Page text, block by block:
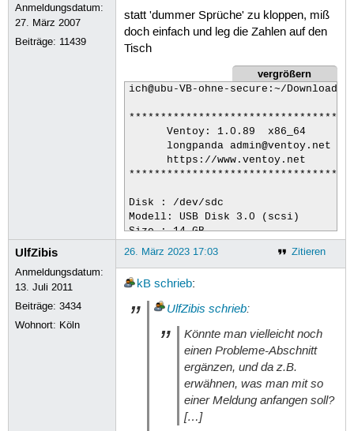
Anmeldungsdatum:
27. März 2007
Beiträge: 11439
statt 'dummer Sprüche' zu kloppen, miß
doch einfach und leg die Zahlen auf den
Tisch
vergrößern
ich@ubu-VB-ohne-secure:~/
      Ventoy: 1.0.89  x86_64
      longpanda admin@ventoy.net
      https://www.ventoy.net
Disk : /dev/sdc
Modell: USB Disk 3.0 (scsi)
Size : 14 GB
Style: MBR
Attention:
You will install Ventoy to /dev/
All the data on the disk /dev/sdc
Continue? (y/n) y
All the data on the disk /dev/
Double-check. Continue? (y/n) y
Create partitions on /dev/sdc by
UlfZibis
Anmeldungsdatum:
13. Juli 2011
Beiträge:3434
Wohnort: Köln
Zitieren
26. März 2023 17:03
kB schrieb:
UlfZibis schrieb:
Könnte man vielleicht noch
einen Probleme-Abschnitt
ergänzen, und da z.B.
erwähnen, was man mit so
einer Meldung anfangen soll?
[…]